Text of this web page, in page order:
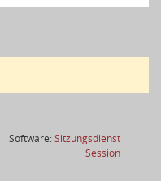
Software:Sitzungsdienst
Session(Wird in